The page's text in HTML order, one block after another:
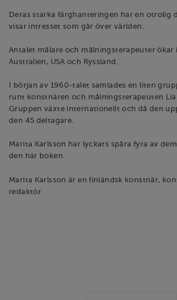
Deras starka färghanteringen har en otrolig
visar intresset som går över världen.
Antalet målare och målningsterapeuter ökar
Australien, USA och Ryssland.
I början av 1960-talet samlades en liten
runt konstnären och målningsterapeuten
Gruppen växte internationellt och då den
den 45 deltagare.
Marita Karlsson har lyckats spåra fyra av
den här boken.
Marita Karlsson är en finländsk konstnär,
redaktör.